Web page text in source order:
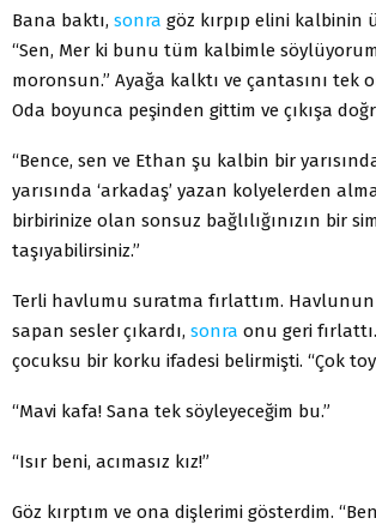
Bana baktı, sonra göz kırpıp elini kalbinin
“Sen, Mer ki bunu tüm kalbimle
moronsun.” Ayağa kalktı ve çantasını tek
Oda boyunca peşinden gittim ve çıkışa
“Bence, sen ve Ethan şu kalbin bir
yarısında ‘arkadaş’ yazan kolyelerden
birbirinize olan sonsuz bağlılığınızın bir
taşıyabilirsiniz.”
Terli havlumu suratma fırlattım.
sapan sesler çıkardı, sonra onu geri
çocuksu bir korku ifadesi belirmişti. “Çok
“Mavi kafa! Sana tek söyleyeceğim bu.”
“Isır beni, acımasız kız!”
Göz kırptım ve ona dişlerimi gösterdim.